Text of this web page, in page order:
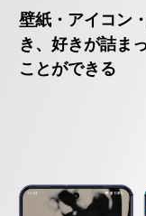
壁紙・アイコン
き、 好きが詰ま
ことができる